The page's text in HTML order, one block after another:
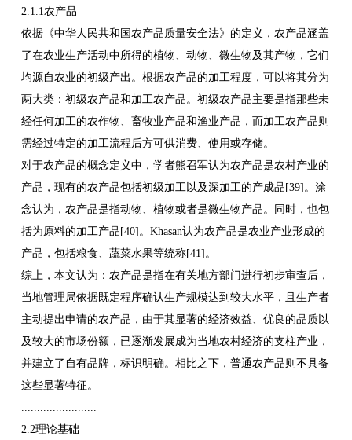
2.1.1农产品
依据《中华人民共和国农产品质量安全法》的定义，农产品涵盖
了在农业生产活动中所得的植物、动物、微生物及其产物，它们
均源自农业的初级产出。根据农产品的加工程度，可以将其分为
两大类：初级农产品和加工农产品。初级农产品主要是指那些未
经任何加工的农作物、畜牧业产品和渔业产品，而加工农产品则
需经过特定的加工流程后方可供消费、使用或存储。
对于农产品的概念定义中，学者熊召军认为农产品是农村产业的
产品，现有的农产品包括初级加工以及深加工的产成品[39]。涂
念认为，农产品是指动物、植物或者是微生物产品。同时，也包
括为原料的加工产品[40]。Khasan认为农产品是农业产业形成的
产品，包括粮食、蔬菜水果等统称[41]。
综上，本文认为：农产品是指在有关地方部门进行初步审查后，
当地管理局依据既定程序确认生产规模达到较大水平，且生产者
主动提出申请的农产品，由于其显著的经济效益、优良的品质以
及较大的市场份额，已逐渐发展成为当地农村经济的支柱产业，
并建立了自有品牌，标识明确。相比之下，普通农产品则不具备
这些显著特征。
........................
2.2理论基础